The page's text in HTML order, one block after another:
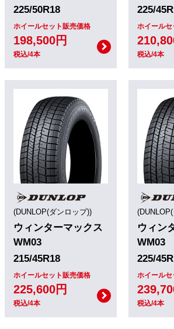
225/50R18
ホイールセット販売価格
198,500円
税込/4本
225/
ホイール
税込/4本
(DUNLOP(ダンロップ))
ウィンターマックス
WM03
215/45R18
ホイールセット販売価格
225,600円
税込/4本
ウィン
WM03
225/
ホイール
税込/4本